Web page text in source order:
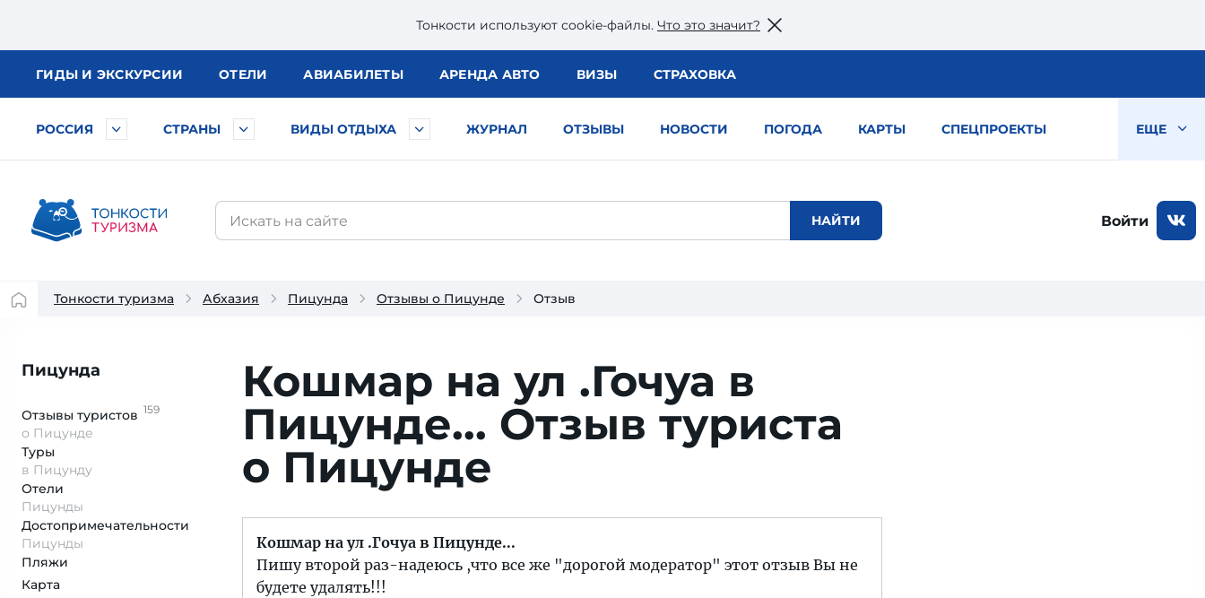
Тонкости используют сookie-файлы. Что это значит?
ГИДЫ И ЭКСКУРСИИ ОТЕЛИ АВИАБИЛЕТЫ АРЕНДА АВТО ВИЗЫ СТРАХОВКА
РОССИЯ СТРАНЫ ВИДЫ ОТДЫХА ЖУРНАЛ ОТЗЫВЫ НОВОСТИ ПОГОДА КАРТЫ СПЕЦПРОЕКТЫ ЕЩЕ
Войти
Тонкости туризма Абхазия Пицунда Отзывы о Пицунде Отзыв
Пицунда
Отзывы туристов 159
о Пицунде
Туры
в Пицунду
Отели
Пицунды
Достопримеча­тельности
Пицунды
Пляжи
Карта
Кошмар на ул .Гочуа в
Пицунде... Отзыв туриста
о Пицунде
Кошмар на ул .Гочуа в Пицунде...
Пишу второй раз-надеюсь ,что все же "дорогой модератор" этот отзыв Вы не
будете удалять!!!